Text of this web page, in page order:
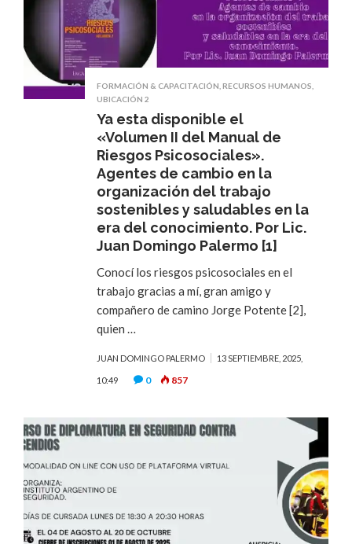
FORMACIÓN & CAPACITACIÓN RECURSOS HUMANOS
UBICACIÓN 2
Ya esta disponible el
«Volumen II del Manual de
Riesgos Psicosociales».
Agentes de cambio en la
organización del trabajo
sostenibles y saludables en la
era del conocimiento. Por Lic.
Juan Domingo Palermo [1]
Conocí los riesgos psicosociales en el
trabajo gracias a mí, gran amigo y
compañero de camino Jorge Potente [2],
quien …
JUAN DOMINGO PALERMO 13 SEPTIEMBRE, 2025,
10:49 0 857